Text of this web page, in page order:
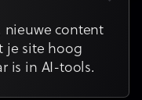
nieuwe content
je site hoog
is in AI-tools.